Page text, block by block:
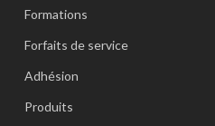
Formations
Forfaits de service
Adhésion
Produits